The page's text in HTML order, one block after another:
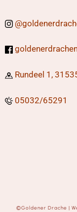
@
Rundeel 1,
05032/65291
©Goldener Drache |